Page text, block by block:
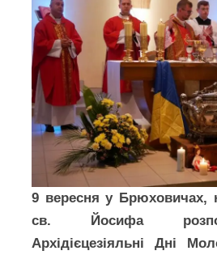
9 вересня у Брюховичах,
св. Йосифа
Архідієцезіяльні Дні